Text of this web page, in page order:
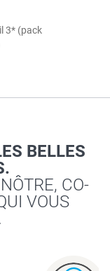
3* (pack
BELLES
CO-
VOUS